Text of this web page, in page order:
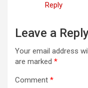
Reply
Leave a
Your email address
are marked *
Comment *